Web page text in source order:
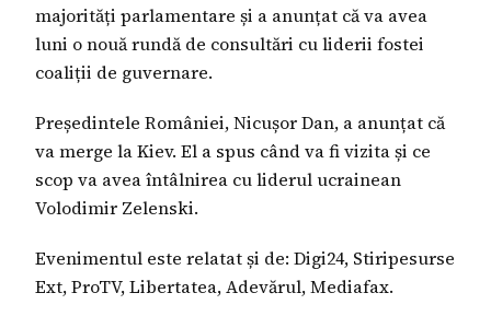
majorități parlamentare și a anunțat că va avea
luni o nouă rundă de consultări cu liderii fostei
coaliții de guvernare.
Președintele României, Nicușor Dan, a anunțat că
va merge la Kiev. El a spus când va fi vizita și ce
scop va avea întâlnirea cu liderul ucrainean
Volodimir Zelenski.
Evenimentul este relatat și de: Digi24, Stiripesurse
Ext, ProTV, Libertatea, Adevărul, Mediafax.